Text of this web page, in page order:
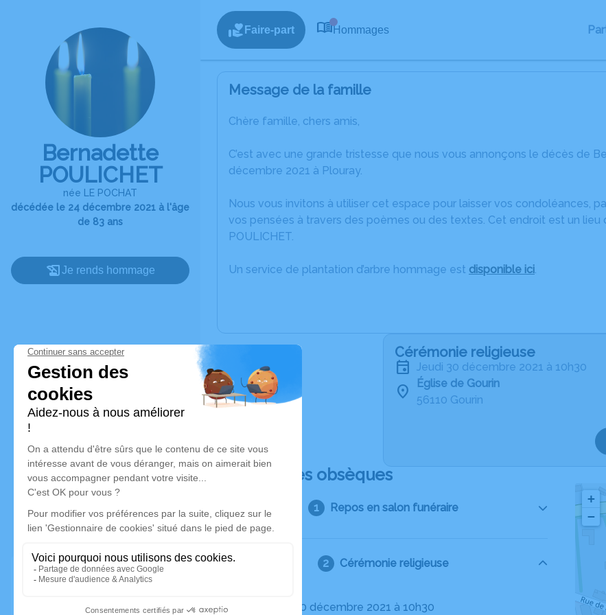
Bernadette
POULICHET
née LE POCHAT
décédée le 24 décembre 2021 à l'âge
de 83 ans
Je rends hommage
Faire-part Hommages
Message de la famille
Chère famille, chers amis,
C’est avec une grande tristesse que nous vous annonçons le décès de
décembre 2021 à Plouray.
Nous vous invitons à utiliser cet espace pour laisser vos condoléances,
vos pensées à travers des poèmes ou des textes. Cet endroit est un
POULICHET.
Un service de plantation d’arbre hommage est disponible ici.
Cérémonie religieuse
jeudi 30 décembre 2021 à 10h30
Église de Gourin
56110 Gourin
Déroulé des obsèques
Repos en salon funéraire
Cérémonie religieuse
Le jeudi 30 décembre 2021 à 10h30
+
−